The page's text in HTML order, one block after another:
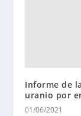
Informe de
uranio por
01/06/2021